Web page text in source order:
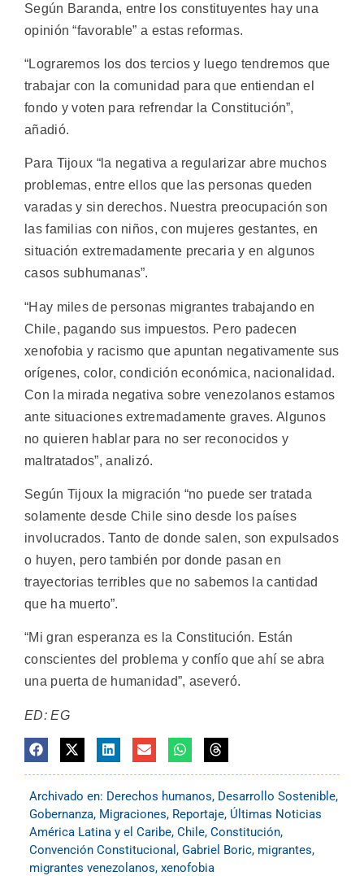
Según Baranda, entre los constituyentes hay una
opinión “favorable” a estas reformas.
“Lograremos los dos tercios y luego tendremos que
trabajar con la comunidad para que entiendan el
fondo y voten para refrendar la Constitución”,
añadió.
Para Tijoux “la negativa a regularizar abre muchos
problemas, entre ellos que las personas queden
varadas y sin derechos. Nuestra preocupación son
las familias con niños, con mujeres gestantes, en
situación extremadamente precaria y en algunos
casos subhumanas”.
“Hay miles de personas migrantes trabajando en
Chile, pagando sus impuestos. Pero padecen
xenofobia y racismo que apuntan negativamente sus
orígenes, color, condición económica, nacionalidad.
Con la mirada negativa sobre venezolanos estamos
ante situaciones extremadamente graves. Algunos
no quieren hablar para no ser reconocidos y
maltratados”, analizó.
Según Tijoux la migración “no puede ser tratada
solamente desde Chile sino desde los países
involucrados. Tanto de donde salen, son expulsados
o huyen, pero también por donde pasan en
trayectorias terribles que no sabemos la cantidad
que ha muerto”.
“Mi gran esperanza es la Constitución. Están
conscientes del problema y confío que ahí se abra
una puerta de humanidad”, aseveró.
ED: EG
Archivado en: Derechos humanos, Desarrollo Sostenible,
Gobernanza, Migraciones, Reportaje, Últimas Noticias
América Latina y el Caribe, Chile, Constitución,
Convención Constitucional , Gabriel Boric, migrantes,
migrantes venezolanos, xenofobia